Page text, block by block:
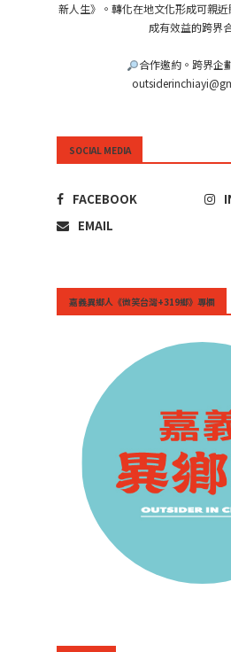
新人生》。轉化在地文化形成可親
成有效益的跨界
合作邀約。跨界企
SOCIAL MEDIA
FACEBOOK
EMAIL
嘉義異鄉人《微笑台灣+319鄉》專欄